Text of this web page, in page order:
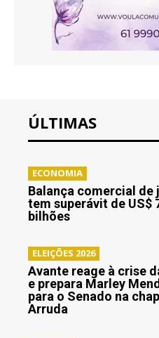
ÚLTIMAS
ECONOMIA
Balança comercial de
tem superávit de US$
bilhões
ELEIÇÕES 2026
Avante reage à crise
e prepara Marley
para o Senado na
Arruda